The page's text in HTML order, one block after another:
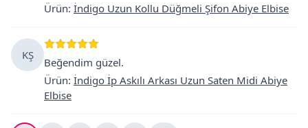
Ürün: İndigo Uzun Kollu Düğmeli Şifon Abiye Elbise
KŞ
Beğendim güzel.
Ürün: İndigo İp Askılı Arkası Uzun Saten Midi Abiye
Elbise